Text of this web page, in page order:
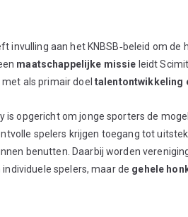
invulling aan het KNBSB‑beleid om
maatschappelijke missie leidt
als primair doel talentontwikkeling
is opgericht om jonge sporters de
spelers krijgen toegang tot
benutten. Daarbij worden
spelers, maar de gehele